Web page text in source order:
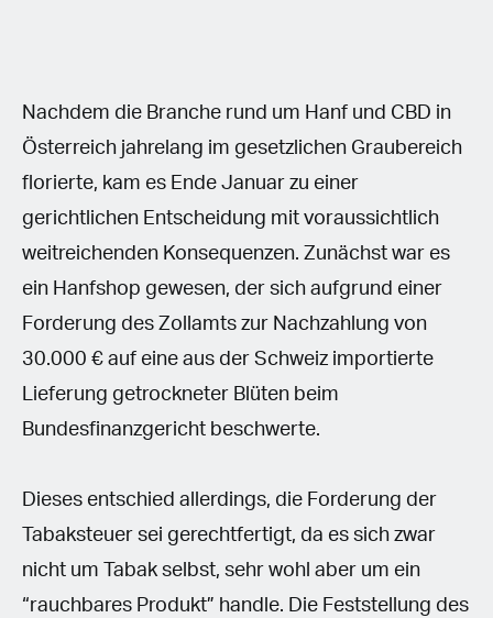
Nachdem die Branche rund um Hanf und CBD in
Österreich jahrelang im gesetzlichen Graubereich
florierte, kam es Ende Januar zu einer
gerichtlichen Entscheidung mit voraussichtlich
weitreichenden Konsequenzen. Zunächst war es
ein Hanfshop gewesen, der sich aufgrund einer
Forderung des Zollamts zur Nachzahlung von
30.000 € auf eine aus der Schweiz importierte
Lieferung getrockneter Blüten beim
Bundesfinanzgericht beschwerte.
Dieses entschied allerdings, die Forderung der
Tabaksteuer sei gerechtfertigt, da es sich zwar
nicht um Tabak selbst, sehr wohl aber um ein
“rauchbares Produkt” handle. Die Feststellung des